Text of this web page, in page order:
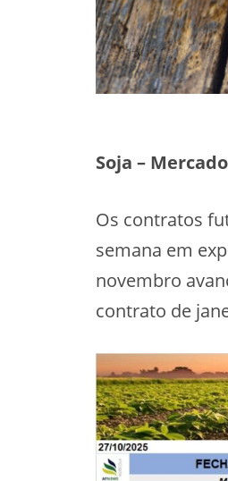
Soja –
Os contratos
semana em
novembro
contrato de